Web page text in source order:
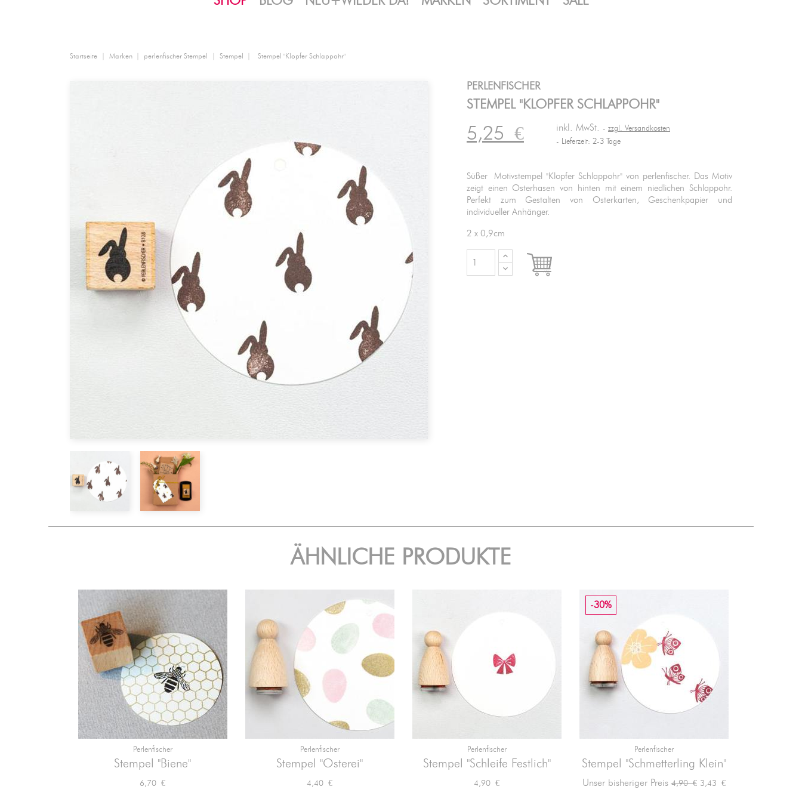
Startseite Marken perlenfischer Stempel Stempel Stempel "Klopfer Schlappohr"
PERLENFISCHER
STEMPEL "KLOPFER SCHLAPPOHR"
5,25€ inkl. MwSt.
zzgl. Versandkosten
Lieferzeit: 2-3 Tage
Süßer Motivstempel "Klopfer Schlappohr" von perlenfischer. Das Motiv
zeigt einen Osterhasen von hinten mit einem niedlichen Schlappohr.
Perfekt zum Gestalten von Osterkarten, Geschenkpapier und
individueller Anhänger.
2 x 0,9cm

ÄHNLICHE PRODUKTE
Perlenfischer
Stempel "Biene"
Preis
6,70 €
Vorschau
Perlenfischer
Stempel "Osterei"
Preis
4,40 €
Vorschau
Perlenfischer
Stempel "Schleife Festlich"
Preis
4,90 €
 Vorschau
Perlenfischer
Stempel "Schmetterling Klein"
Unser bisheriger PreisVerkaufspreis
4,90 €
-30%
Preis
3,43 €
Vorschau